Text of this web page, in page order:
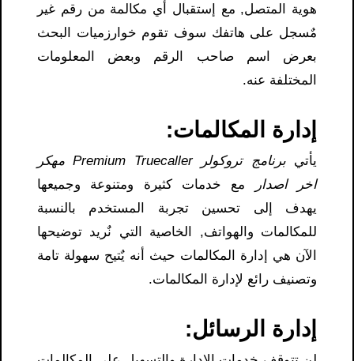
هوية المتصل, مع إستقبال أي مكالمة من رقم غير
مٌسجل على هاتفك سوف تقوم خوارزميات البحث
بعرض اسم صاحب الرقم وبعض المعلومات
المختلفة عنه.
إدارة المكالمات:
يأتي
برنامج تروكولر Premium Truecaller مهكر
اخر اصدار
مع خدمات كثيرة ومتنوعة وجميعها
يهدف إلى تحسين تجربة المستخدم بالنسبة
للمكالمات والهواتف, الخاصية التي نٌريد توضيحها
الآن هي إدارة المكالمات حيث أنه يٌتيح سهولة تامة
وتصنيف رائع لإدارة المكالمات.
إدارة الرسائل: